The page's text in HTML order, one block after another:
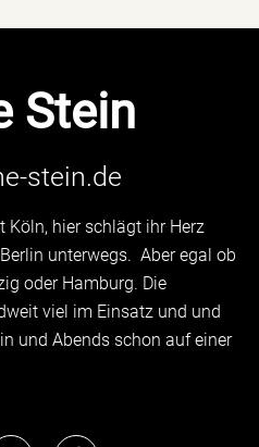
Stein
stein.de
Köln, hier schlägt ihr Herz
unterwegs. Aber egal ob
oder Hamburg. Die
viel im Einsatz und und
und Abends schon auf einer